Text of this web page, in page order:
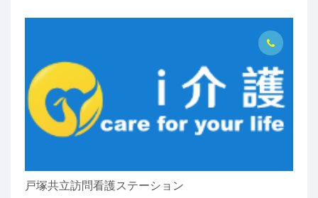
戸塚共立訪問看護ステーション